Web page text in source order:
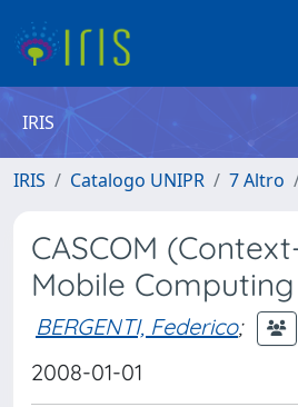
IRIS
IRIS Catalogo UNIPR 7 Altro
CASCOM
Mobile
BERGENTI, Federico;
2008-01-01